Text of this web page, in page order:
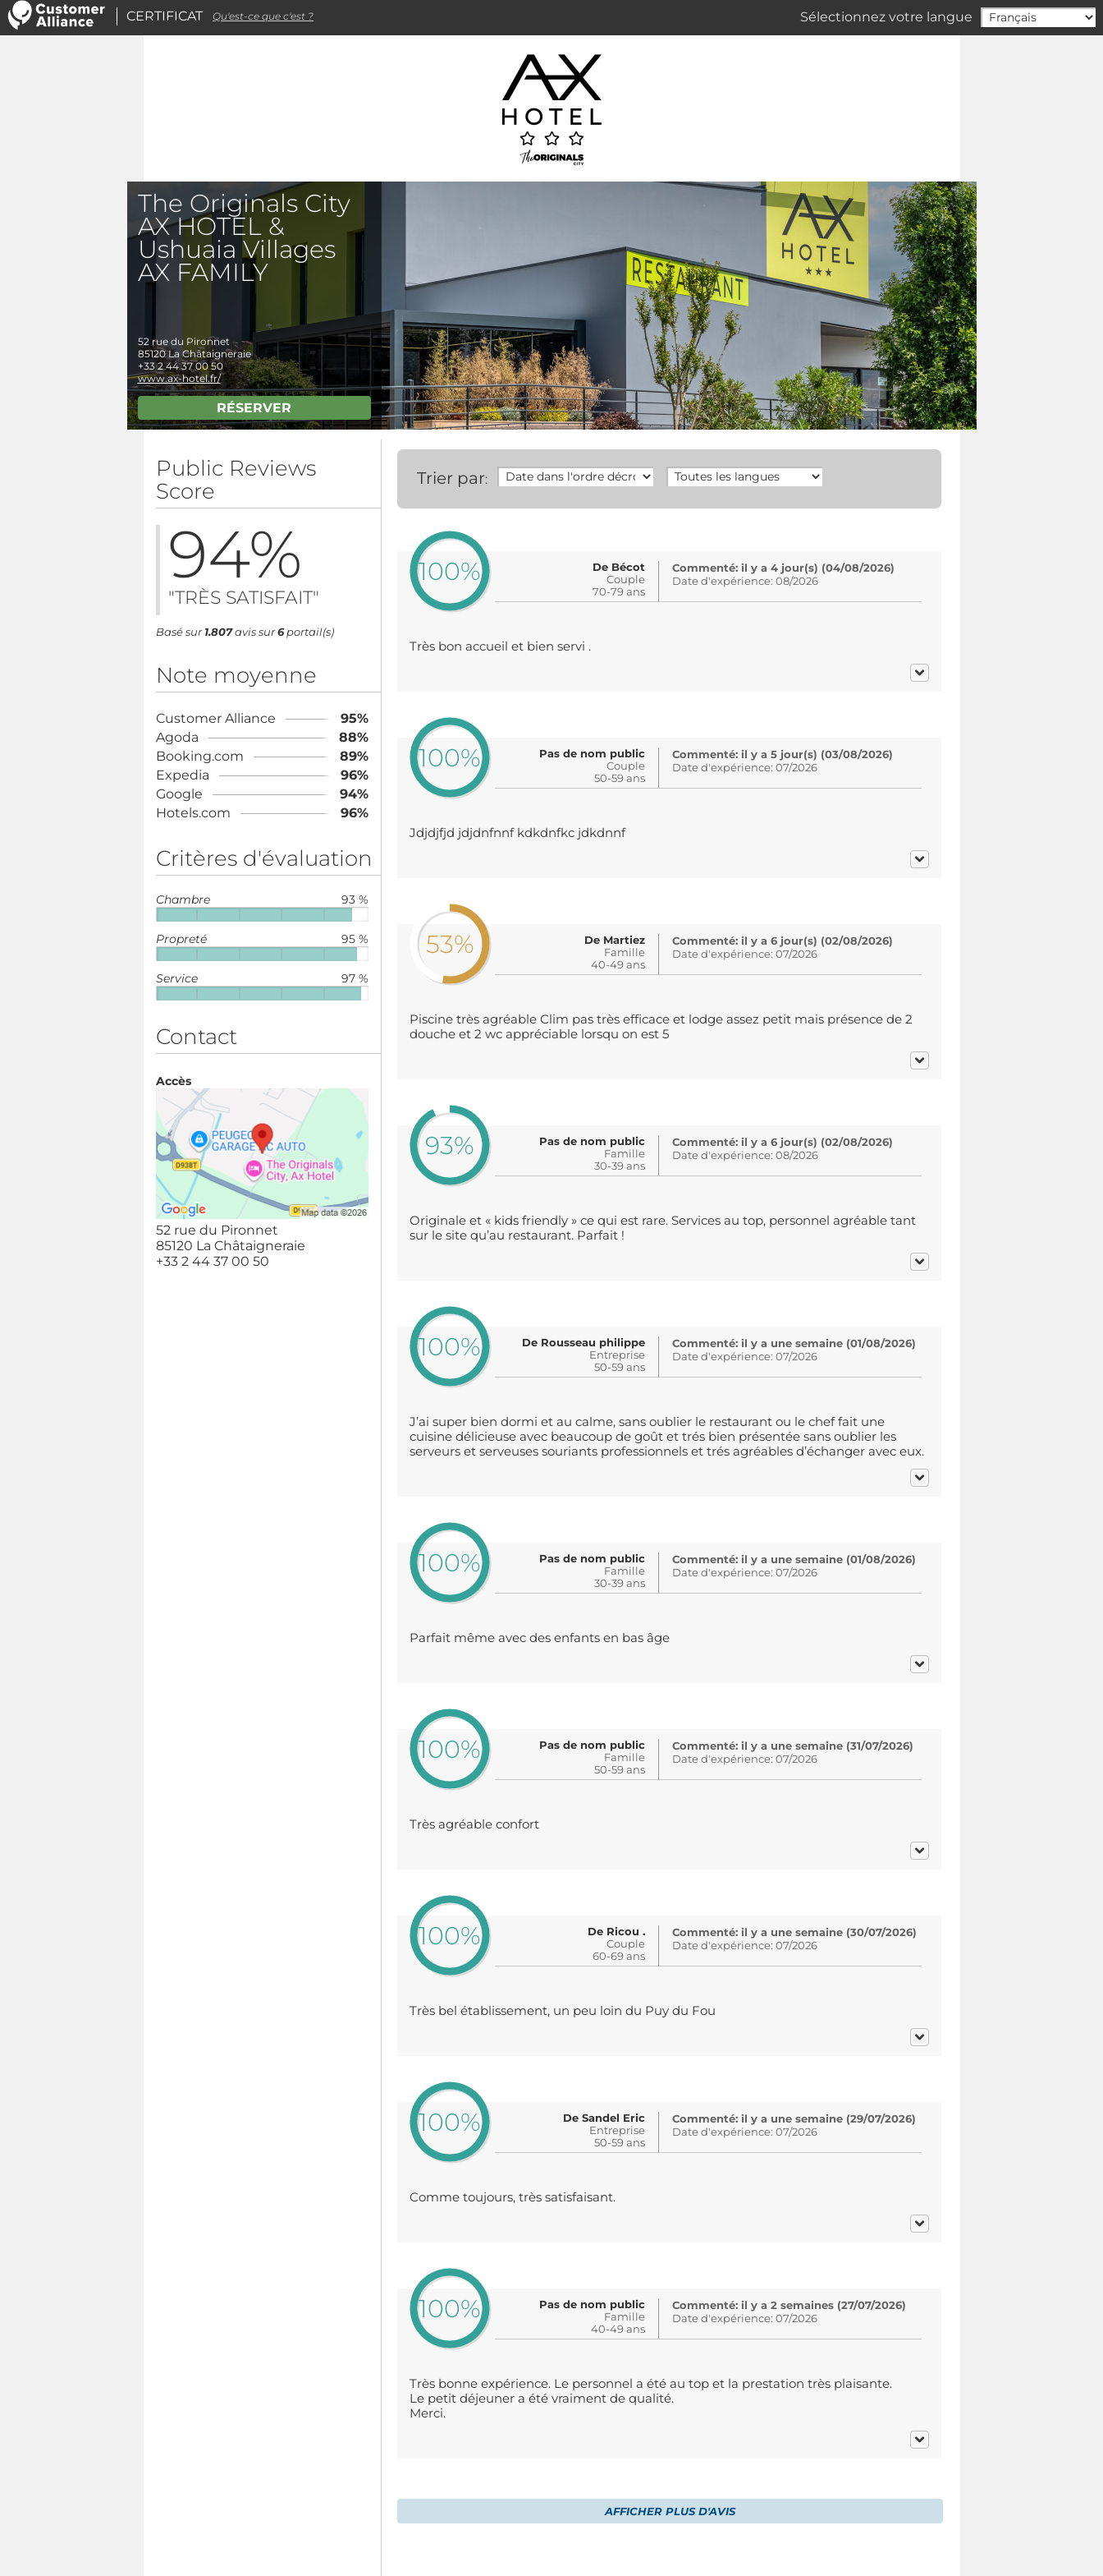
Sélectionnez votre langue
The Originals City
AX HOTEL &
Ushuaia Villages
AX FAMILY
52 rue du Pironnet
85120 La Châtaigneraie
+33 2 44 37 00 50
www.ax-hotel.fr/
RÉSERVER
Public Reviews
Score
94%
"TRÈS SATISFAIT"
Basé sur1.807avis sur6portail(s)
Note moyenne
Customer Alliance
95%
Agoda
88%
Booking.com
89%
Expedia
96%
Google
94%
Hotels.com
96%
Critères d'évaluation
93 %
Chambre
95 %
Propreté
97 %
Service
Contact
Accès
52 rue du Pironnet
85120 La Châtaigneraie
+33 2 44 37 00 50
Trier par:
100%
De Bécot
Couple
70-79 ans
Commenté: il y a 4 jour(s) (04/08/2026)
Date d'expérience: 08/2026
Très bon accueil et bien servi .
100%
Pas de nom public
Couple
50-59 ans
Commenté: il y a 5 jour(s) (03/08/2026)
Date d'expérience: 07/2026
Jdjdjfjd jdjdnfnnf kdkdnfkc jdkdnnf
53%
De Martiez
Famille
40-49 ans
Commenté: il y a 6 jour(s) (02/08/2026)
Date d'expérience: 07/2026
Piscine très agréable Clim pas très efficace et lodge assez petit mais présence de 2
douche et 2 wc appréciable lorsqu on est 5
93%
Pas de nom public
Famille
30-39 ans
Commenté: il y a 6 jour(s) (02/08/2026)
Date d'expérience: 08/2026
Originale et « kids friendly » ce qui est rare. Services au top, personnel agréable tant
sur le site qu’au restaurant. Parfait !
100%
De Rousseau philippe
Entreprise
50-59 ans
Commenté: il y a une semaine (01/08/2026)
Date d'expérience: 07/2026
J’ai super bien dormi et au calme, sans oublier le restaurant ou le chef fait une
cuisine délicieuse avec beaucoup de goût et trés bien présentée sans oublier les
serveurs et serveuses souriants professionnels et trés agréables d’échanger avec eux.
100%
Pas de nom public
Famille
30-39 ans
Commenté: il y a une semaine (01/08/2026)
Date d'expérience: 07/2026
Parfait même avec des enfants en bas âge
100%
Pas de nom public
Famille
50-59 ans
Commenté: il y a une semaine (31/07/2026)
Date d'expérience: 07/2026
Très agréable confort
100%
De Ricou .
Couple
60-69 ans
Commenté: il y a une semaine (30/07/2026)
Date d'expérience: 07/2026
Très bel établissement, un peu loin du Puy du Fou
100%
De Sandel Eric
Entreprise
50-59 ans
Commenté: il y a une semaine (29/07/2026)
Date d'expérience: 07/2026
Comme toujours, très satisfaisant.
100%
Pas de nom public
Famille
40-49 ans
Commenté: il y a 2 semaines (27/07/2026)
Date d'expérience: 07/2026
Très bonne expérience. Le personnel a été au top et la prestation très plaisante.
Le petit déjeuner a été vraiment de qualité.
Merci.
AFFICHER PLUS D'AVIS
CERTIFICAT Qu'est-ce que c'est ?